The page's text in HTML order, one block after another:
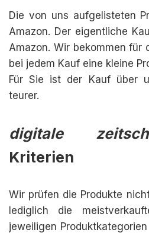
Die von uns aufgelisteten
Amazon. Der eigentliche
Amazon. Wir bekommen für
bei jedem Kauf eine kleine
Für Sie ist der Kauf über
teurer.
digitale
Kriterien
Wir prüfen die Produkte
lediglich die
jeweiligen